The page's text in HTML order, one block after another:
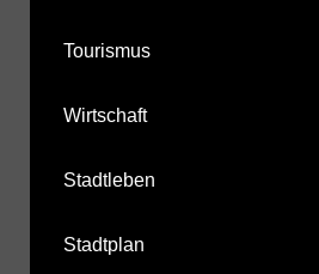
Tourismus
Wirtschaft
Stadtleben
Stadtplan